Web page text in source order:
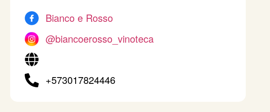
Bianco e Rosso
@biancoerosso_vinoteca
+573017824446